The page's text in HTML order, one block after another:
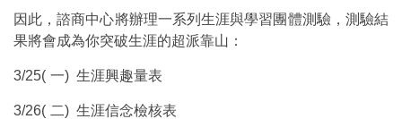
因此，諮商中心將辦理一系列生涯與學習團體測驗，測驗結
果將會成為你突破生涯的超派靠山：
3/25( 一) 生涯興趣量表
3/26( 二) 生涯信念檢核表